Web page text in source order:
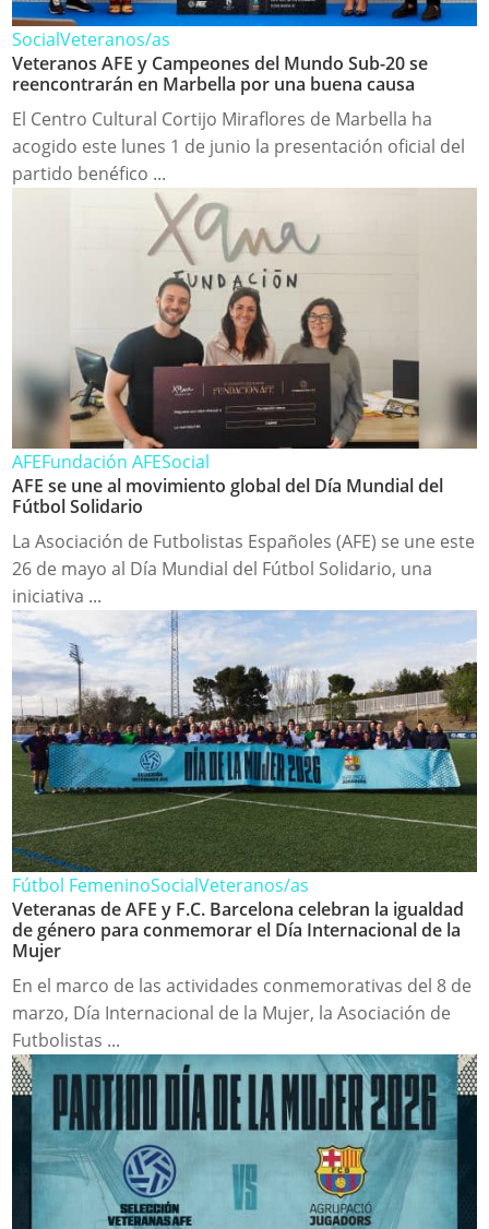
SocialVeteranos/as
Veteranos AFE y Campeones del Mundo Sub-20 se
reencontrarán en Marbella por una buena causa
El Centro Cultural Cortijo Miraflores de Marbella ha
acogido este lunes 1 de junio la presentación oficial del
partido benéfico ...
AFEFundación AFESocial
AFE se une al movimiento global del Día Mundial del
Fútbol Solidario
La Asociación de Futbolistas Españoles (AFE) se une este
26 de mayo al Día Mundial del Fútbol Solidario, una
iniciativa ...
Fútbol FemeninoSocialVeteranos/as
Veteranas de AFE y F.C. Barcelona celebran la igualdad
de género para conmemorar el Día Internacional de la
Mujer
En el marco de las actividades conmemorativas del 8 de
marzo, Día Internacional de la Mujer, la Asociación de
Futbolistas ...